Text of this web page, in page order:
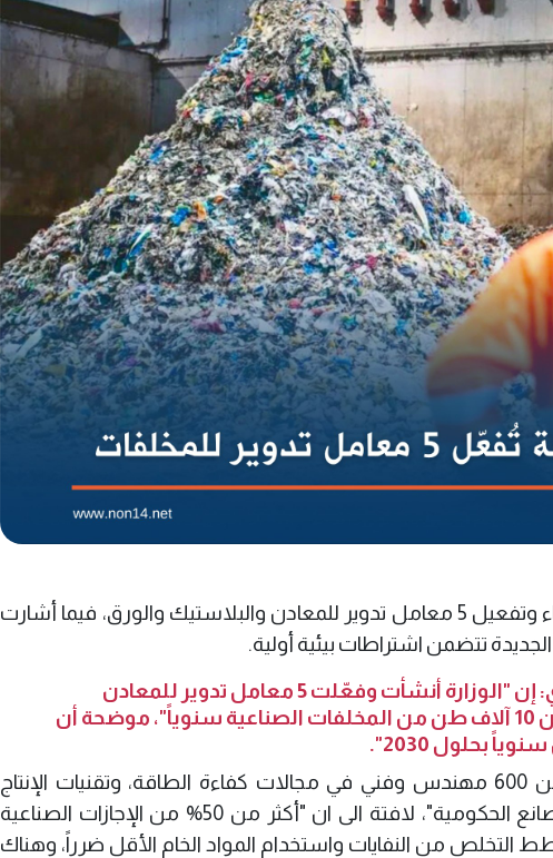
أعلنت وزارة الصناعة، اليوم الخميس، عن إنشاء وتفعيل 5 معامل تدوير للمعادن والبلاستيك والورق، فيما أشارت
وقالت المتحدثة باسم الوزارة، ضحى الجبوري: إن "الوزارة أنشأت وفعّلت 5 معامل تدوير للمعادن
والبلاستيك والزجاج والورق، وقدمت أكثر من 10 آلاف طن من المخلفات الصناعية سنوياً"، موضحة أن
وذكرت أنه "منذ عام 2020، تم تدريب أكثر من 600 مهندس وفني في مجالات كفاءة الطاقة، وتقنيات الإنتاج
الأنظف، واستخدام البرمجيات البيئية في المصانع الحكومية"، لافتة الى ان "أكثر من 50% من الإجازات الصناعية
التخلص من النفايات واستخدام المواد الخام الأقل ضرراً، وهناك